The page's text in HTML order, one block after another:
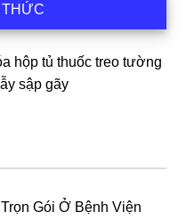
THỨC
hộp tủ thuốc treo tường
sập gãy
Gói Ở Bệnh Viện